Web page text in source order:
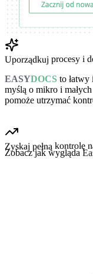
Uporządkuj procesy i
EASYDOCS to
myślą o mikro i
pomoże utrzymać
Zyskaj pełną kontrolę
Zobacz jak wygląda